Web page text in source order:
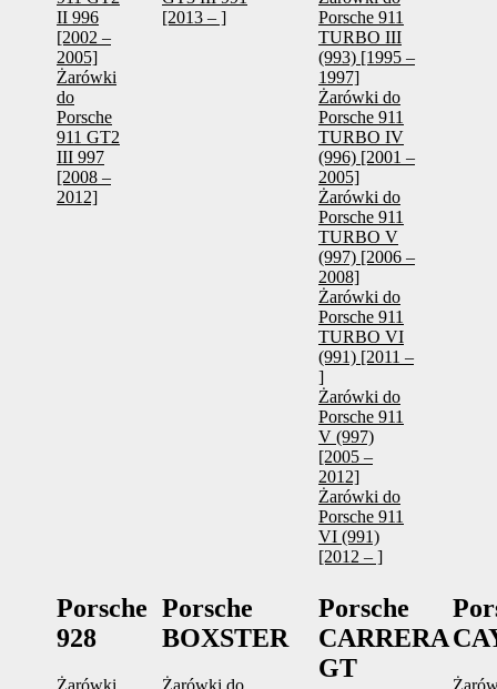
II 996
[2002 –
2005]
Żarówki
do
Porsche
911 GT2
III 997
[2008 –
2012]
[2013 – ]
Porsche 911
TURBO III
(993) [1995 –
1997]
Żarówki do
Porsche 911
TURBO IV
(996) [2001 –
2005]
Żarówki do
Porsche 911
TURBO V
(997) [2006 –
2008]
Żarówki do
Porsche 911
TURBO VI
(991) [2011 –
]
Żarówki do
Porsche 911
V (997)
[2005 –
2012]
Żarówki do
Porsche 911
VI (991)
[2012 – ]
Porsche
928
Porsche
BOXSTER
Porsche
CARRERA
GT